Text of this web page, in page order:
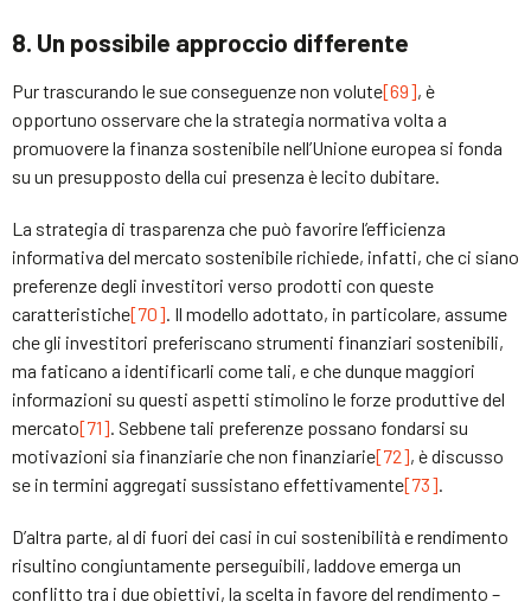
8. Un possibile approccio differente
Pur trascurando le sue conseguenze non volute[69], è
opportuno osservare che la strategia normativa volta a
promuovere la finanza sostenibile nell’Unione europea si fonda
su un presupposto della cui presenza è lecito dubitare.
La strategia di trasparenza che può favorire l’efficienza
informativa del mercato sostenibile richiede, infatti, che ci siano
preferenze degli investitori verso prodotti con queste
caratteristiche[70]. Il modello adottato, in particolare, assume
che gli investitori preferiscano strumenti finanziari sostenibili,
ma faticano a identificarli come tali, e che dunque maggiori
informazioni su questi aspetti stimolino le forze produttive del
mercato[71]. Sebbene tali preferenze possano fondarsi su
motivazioni sia finanziarie che non finanziarie[72], è discusso
se in termini aggregati sussistano effettivamente[73].
D’altra parte, al di fuori dei casi in cui sostenibilità e rendimento
risultino congiuntamente perseguibili, laddove emerga un
conflitto tra i due obiettivi, la scelta in favore del rendimento –